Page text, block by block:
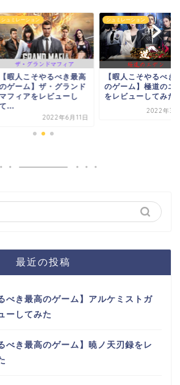
シュミレーション
【暇人こそやるべき最高
ゲーム】ザ・グランド
マフィアをレビューし
...
2022年6月11日
シュミレーション
【暇人こそやるべき
のゲーム】極道のエ
をレビューしてみた
2022年3
最近の投稿
べき最高のゲーム】アルケミストガ
ーしてみた
べき最高のゲーム】暁ノ天刃録をレ